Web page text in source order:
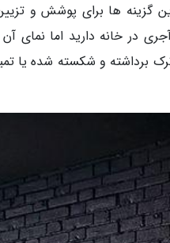
گزینه ها برای پوشش و
در خانه دارید اما نمای
برداشته و شکسته شده یا